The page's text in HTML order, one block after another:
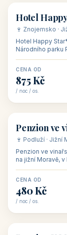
🏨 hotel
Hotel
🍷 Znojemsko ·
Hotel Happy
Národního parku
CENA OD
875 Kč
/ noc / os.
🏡 penzion
Penzion ve
🍷 Podluží ·
Penzion ve
na jižní Moravě,
CENA OD
480 Kč
/ noc / os.